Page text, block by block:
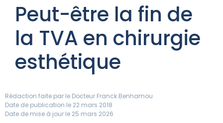
Peut-être la fin de
la TVA en chirurgie
esthétique
Rédaction faite par le Docteur Franck Benhamou
Date de publication le 22 mars 2018
Date de mise à jour le 25 mars 2026